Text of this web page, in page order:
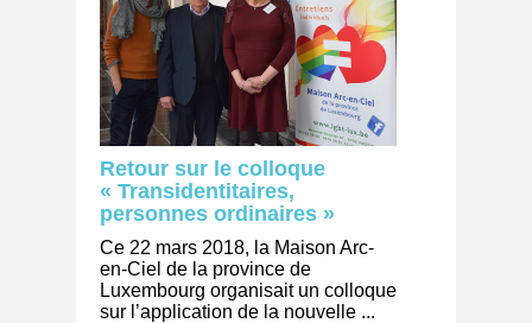
Retour sur le colloque
« Transidentitaires,
personnes ordinaires »
Ce 22 mars 2018, la Maison Arc-
en-Ciel de la province de
Luxembourg organisait un colloque
sur l’application de la nouvelle ...